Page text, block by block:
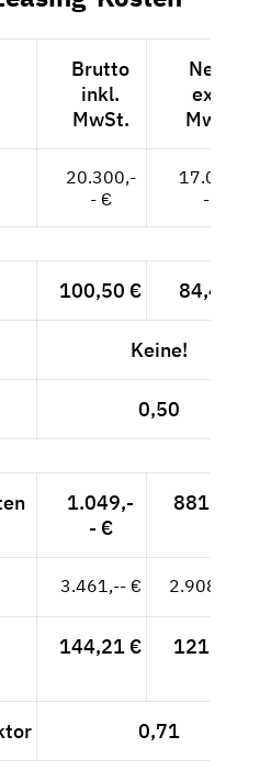
Brutto
inkl.
MwSt.
Netto
exkl.
MwSt.
20.300,-
- €
17.059,-
- €
100,50 € 84,45 €
Keine!
0,50
1.049,-
- €
881,51 €
3.461,-- € 2.908,40 €
144,21 € 121,18 €
0,71